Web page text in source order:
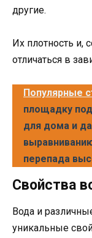
другие.
Их плотность и,
отличаться в
Популярные
площадку
для дома и
перепада
Свойства
Вода и
уникальные